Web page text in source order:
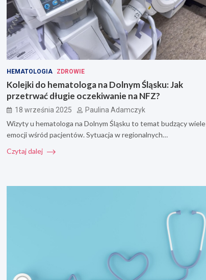
HEMATOLOGIA ZDROWIE
Kolejki do hematologa na Dolnym Śląsku: Jak
przetrwać długie oczekiwanie na NFZ?
18 września 2025 Paulina Adamczyk
Wizyty u hematologa na Dolnym Śląsku to temat budzący wiele
emocji wśród pacjentów. Sytuacja w regionalnych…
Czytaj dalej